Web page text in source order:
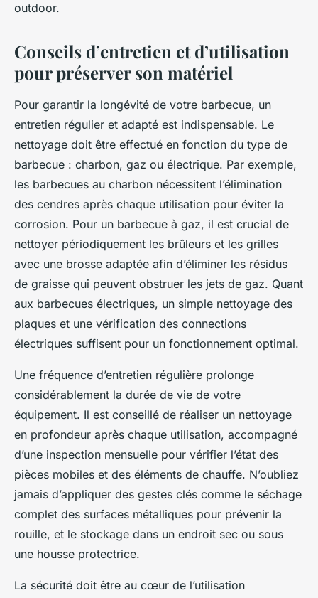
outdoor.
Conseils d’entretien et d’utilisation
pour préserver son matériel
Pour garantir la longévité de votre barbecue, un
entretien régulier et adapté est indispensable. Le
nettoyage doit être effectué en fonction du type de
barbecue : charbon, gaz ou électrique. Par exemple,
les barbecues au charbon nécessitent l’élimination
des cendres après chaque utilisation pour éviter la
corrosion. Pour un barbecue à gaz, il est crucial de
nettoyer périodiquement les brûleurs et les grilles
avec une brosse adaptée afin d’éliminer les résidus
de graisse qui peuvent obstruer les jets de gaz. Quant
aux barbecues électriques, un simple nettoyage des
plaques et une vérification des connections
électriques suffisent pour un fonctionnement optimal.
Une fréquence d’entretien régulière prolonge
considérablement la durée de vie de votre
équipement. Il est conseillé de réaliser un nettoyage
en profondeur après chaque utilisation, accompagné
d’une inspection mensuelle pour vérifier l’état des
pièces mobiles et des éléments de chauffe. N’oubliez
jamais d’appliquer des gestes clés comme le séchage
complet des surfaces métalliques pour prévenir la
rouille, et le stockage dans un endroit sec ou sous
une housse protectrice.
La sécurité doit être au cœur de l’utilisation